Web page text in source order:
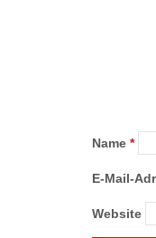
Name *
E-Mail-
Website